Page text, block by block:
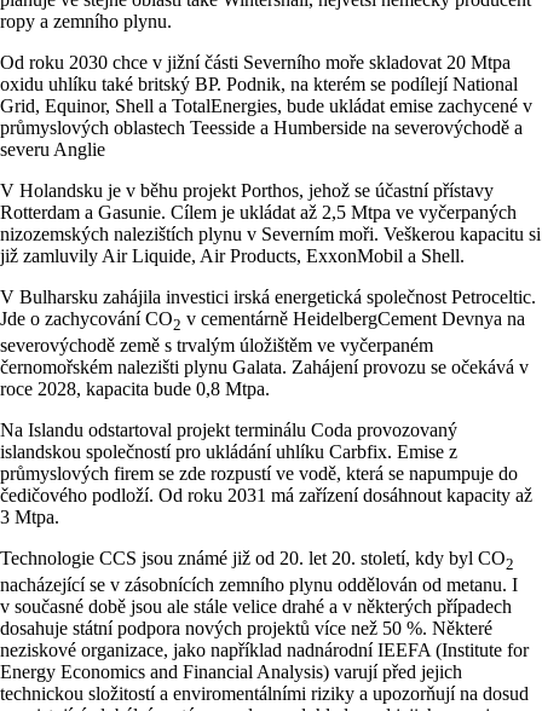
ropy a zemního plynu.
Od roku 2030 chce v jižní části Severního moře skladovat 20 Mtpa
oxidu uhlíku také britský BP. Podnik, na kterém se podílejí National
Grid, Equinor, Shell a TotalEnergies, bude ukládat emise zachycené v
průmyslových oblastech Teesside a Humberside na severovýchodě a
severu Anglie
V Holandsku je v běhu projekt Porthos, jehož se účastní přístavy
Rotterdam a Gasunie. Cílem je ukládat až 2,5 Mtpa ve vyčerpaných
nizozemských nalezištích plynu v Severním moři. Veškerou kapacitu si
již zamluvily Air Liquide, Air Products, ExxonMobil a Shell.
V Bulharsku zahájila investici irská energetická společnost Petroceltic.
Jde o zachycování CO2 v cementárně HeidelbergCement Devnya na
severovýchodě země s trvalým úložištěm ve vyčerpaném
černomořském nalezišti plynu Galata. Zahájení provozu se očekává v
roce 2028, kapacita bude 0,8 Mtpa.
Na Islandu odstartoval projekt terminálu Coda provozovaný
islandskou společností pro ukládání uhlíku Carbfix. Emise z
průmyslových firem se zde rozpustí ve vodě, která se napumpuje do
čedičového podloží. Od roku 2031 má zařízení dosáhnout kapacity až
3 Mtpa.
Technologie CCS jsou známé již od 20. let 20. století, kdy byl CO2
nacházející se v zásobnících zemního plynu oddělován od metanu. I
v současné době jsou ale stále velice drahé a v některých případech
dosahuje státní podpora nových projektů více než 50 %. Některé
neziskové organizace, jako například nadnárodní IEEFA (Institute for
Energy Economics and Financial Analysis) varují před jejich
technickou složitostí a enviromentálními riziky a upozorňují na dosud